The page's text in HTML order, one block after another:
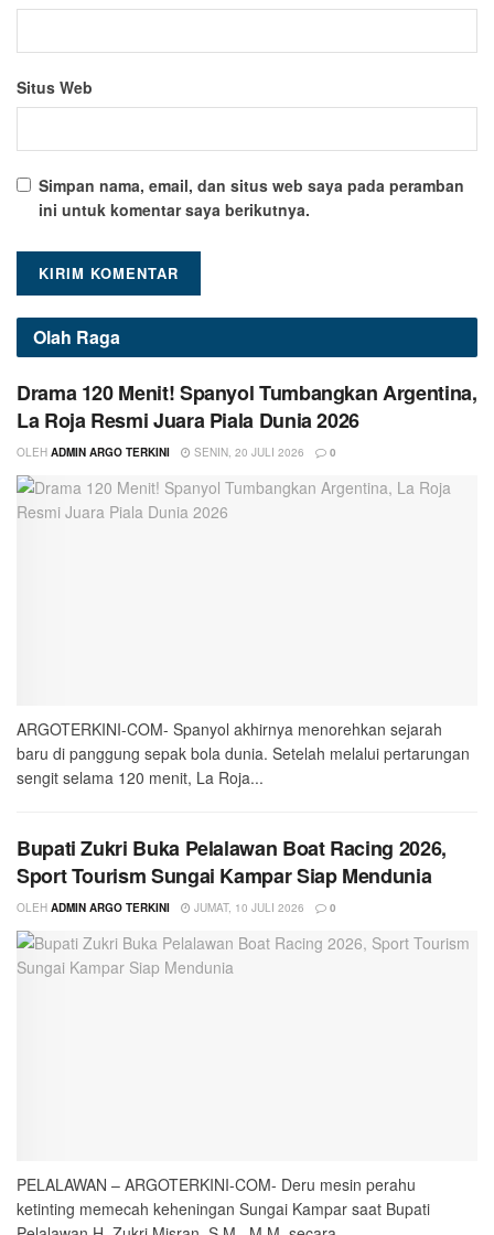
Situs Web
Simpan nama, email, dan situs web saya pada peramban
ini untuk komentar saya berikutnya.
Olah Raga
Drama 120 Menit! Spanyol Tumbangkan Argentina,
La Roja Resmi Juara Piala Dunia 2026
OLEH ADMIN ARGO TERKINI SENIN, 20 JULI 2026 0
ARGOTERKINI-COM- Spanyol akhirnya menorehkan sejarah
baru di panggung sepak bola dunia. Setelah melalui pertarungan
sengit selama 120 menit, La Roja...
Bupati Zukri Buka Pelalawan Boat Racing 2026,
Sport Tourism Sungai Kampar Siap Mendunia
OLEH ADMIN ARGO TERKINI JUMAT, 10 JULI 2026 0
PELALAWAN – ARGOTERKINI-COM- Deru mesin perahu
ketinting memecah keheningan Sungai Kampar saat Bupati